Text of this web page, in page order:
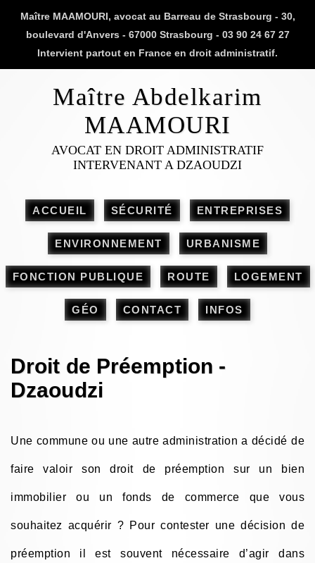
Maître MAAMOURI, avocat au Barreau de Strasbourg - 30,
boulevard d'Anvers - 67000 Strasbourg - 03 90 24 67 27
Intervient partout en France en droit administratif.
Maître Abdelkarim
MAAMOURI
AVOCAT EN DROIT ADMINISTRATIF
INTERVENANT A DZAOUDZI
ACCUEIL SÉCURITÉ ENTREPRISES
ENVIRONNEMENT URBANISME
FONCTION PUBLIQUE ROUTE LOGEMENT
GÉO CONTACT INFOS
Droit de Préemption -
Dzaoudzi
Une commune ou une autre administration a décidé de
faire valoir son droit de préemption sur un bien
immobilier ou un fonds de commerce que vous
souhaitez acquérir ? Pour contester une décision de
préemption il est souvent nécessaire d’agir dans